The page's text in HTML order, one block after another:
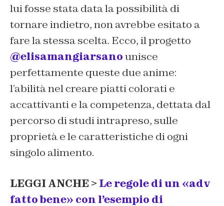
lui fosse stata data la possibilità di
tornare indietro, non avrebbe esitato a
fare la stessa scelta. Ecco, il progetto
@elisamangiarsanounisce
perfettamente queste due anime:
l’abilità nel creare piatti colorati e
accattivanti e la competenza, dettata dal
percorso di studi intrapreso, sulle
proprietà e le caratteristiche di ogni
singolo alimento.
LEGGI ANCHE > Le regole di un «adv
fatto bene» con l’esempio di